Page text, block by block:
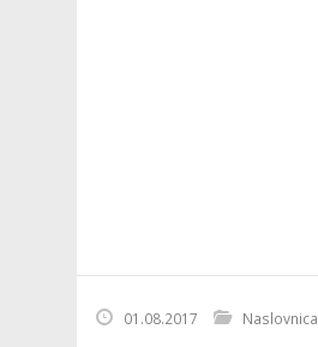
01.08.2017 Naslovnica